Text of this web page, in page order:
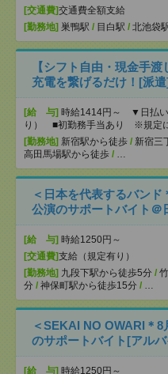
[交通費]交通費全額支給
[勤務地] 巣鴨駅 / 目白駅 / 北池袋
【シフト自由・現金手
充電を繋げるだけ！[派
[給 与] 時給1414円～ ▼日払い
り） ■初勤務手当あり ※規定
[勤務地] 新宿駅から徒歩 / 新宿三
高田馬場駅から徒歩 / …
＜日本を代表するバン
公演のサポートバイト＠
[給 与] 時給1250円～
[交通費]支給（規定有り）
[勤務地] 九段下駅から徒歩5分 /
分 / 神保町駅から徒歩15分 / …
＜SEKAI NO OWARI＊
のサポートバイト[アル
[給 与] 時給1250円～